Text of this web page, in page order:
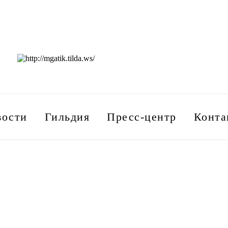
Гильдия Пресс-центр